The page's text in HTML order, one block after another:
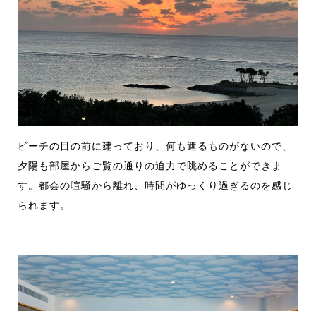
ビーチの目の前に建っており、何も遮るものがないので、
夕陽も部屋からご覧の通りの迫力で眺めることができま
す。都会の喧騒から離れ、時間がゆっくり過ぎるのを感じ
られます。